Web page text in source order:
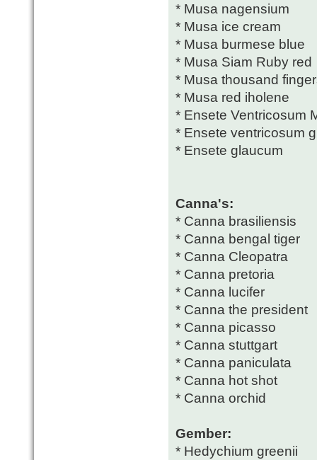
* Musa nagensium
* Musa ice cream
* Musa burmese blue
* Musa Siam Ruby red
* Musa thousand
* Musa red iholene
* Ensete Ventricosum
* Ensete ventricosum
* Ensete glaucum
Canna's:
* Canna brasiliensis
* Canna bengal tiger
* Canna Cleopatra
* Canna pretoria
* Canna lucifer
* Canna the president
* Canna picasso
* Canna stuttgart
* Canna paniculata
* Canna hot shot
* Canna orchid
Gember:
* Hedychium greenii